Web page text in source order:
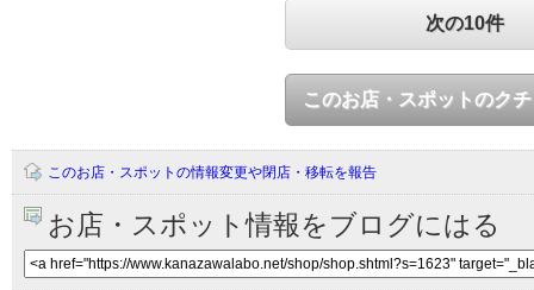
次の10件
このお店・スポットのク
このお店・スポットの情報変更や閉店・移転を報告
お店・スポット情報をブログにはる